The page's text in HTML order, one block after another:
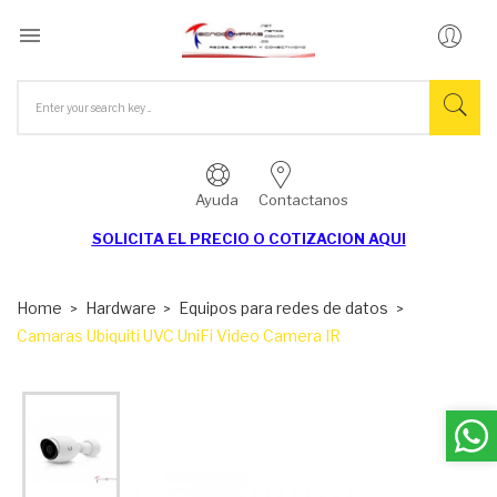

Ayuda Contactanos
SOLICITA EL PRECIO O COTIZACION AQUI
Home Hardware
Equipos para redes de datos
Camaras Ubiquiti UVC UniFi Video Camera IR